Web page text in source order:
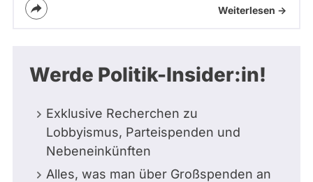
Weiterlesen ->
Werde Politik-Insider:in!
Exklusive Recherchen zu
Lobbyismus, Parteispenden und
Nebeneinkünften
Alles, was man über Großspenden an